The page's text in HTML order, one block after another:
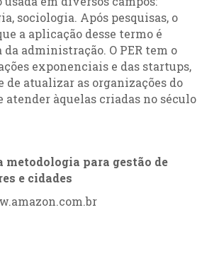
sociologia. Após pesquisas, o
a aplicação desse termo é
administração. O PER tem o
exponenciais e das startups,
de atualizar as organizações do
atender àquelas criadas no século
metodologia para gestão de
e cidades